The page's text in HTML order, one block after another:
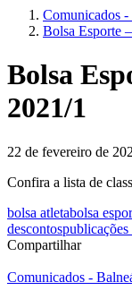
Comunicados
Bolsa Esporte
Bolsa
2021/1
22 de fevereiro de
Confira a lista de
bolsa atletabolsa
descontospublicações
Compartilhar
Comunicados -